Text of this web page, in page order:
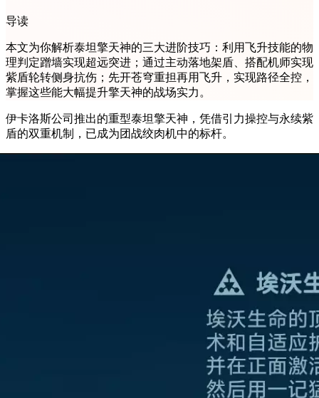
导读
本文为你解析泰坦擎天神的三大进阶技巧：利用飞升技能的物
理判定蹭墙实现超远突进；通过主动落地架盾、搭配机师实现
紫盾轮转侧身抗伤；先开苍穹重担再用飞升，实现路径全控，
掌握这些能大幅提升擎天神的战场实力。
伊卡洛斯公司推出的重型泰坦擎天神，凭借引力操控与永续紫